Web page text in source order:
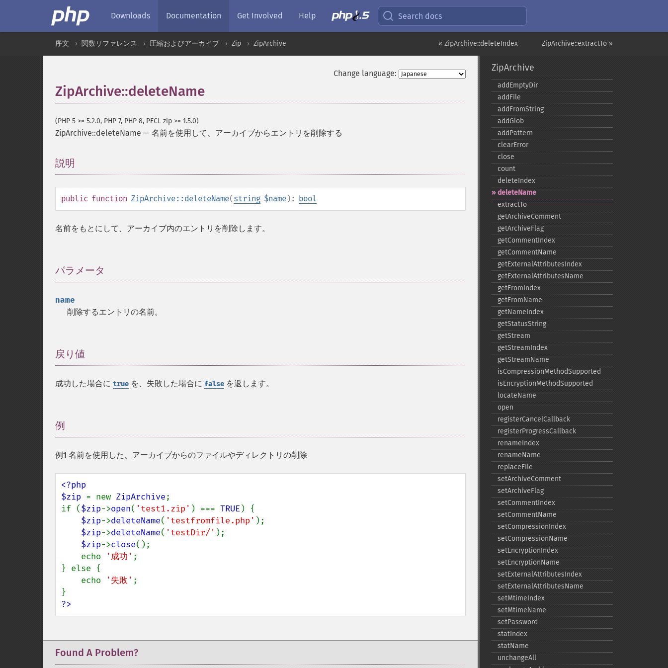
Downloads Documentation Get Involved Help Search docs
ZipArchive::extractTo »
« ZipArchive::deleteIndex
序文 関数リファレンス 圧縮およびアーカイブ Zip ZipArchive
Change language:
ZipArchive::deleteName
(PHP 5 >= 5.2.0, PHP 7, PHP 8, PECL zip >= 1.5.0)
ZipArchive::deleteName — 名前を使用して、アーカイブからエントリを削除する
説明
public function ZipArchive::deleteName(string $name): bool
名前をもとにして、アーカイブ内のエントリを削除します。
パラメータ
name
削除するエントリの名前。
戻り値
成功した場合に true を、失敗した場合に false を返します。
例
例1 名前を使用した、アーカイブからのファイルやディレクトリの削除
<?php
$zip = new ZipArchive;
if ($zip->open( 'test1.zip' ) === TRUE ) {
$zip->deleteName( 'testfromfile.php' );
$zip->deleteName( 'testDir/' );
$zip->close();
    echo
'成功' ;
} else {
    echo
'失敗' ;
?>
Found A Problem?
ZipArchive
addEmptyDir
addFile
addFromString
addGlob
addPattern
clearError
close
count
deleteIndex
deleteName
extractTo
getArchiveComment
getArchiveFlag
getCommentIndex
getCommentName
getExternalAttributesIndex
getExternalAttributesName
getFromIndex
getFromName
getNameIndex
getStatusString
getStream
getStreamIndex
getStreamName
isCompressionMethodSupported
isEncryptionMethodSupported
locateName
open
registerCancelCallback
registerProgressCallback
renameIndex
renameName
replaceFile
setArchiveComment
setArchiveFlag
setCommentIndex
setCommentName
setCompressionIndex
setCompressionName
setEncryptionIndex
setEncryptionName
setExternalAttributesIndex
setExternalAttributesName
setMtimeIndex
setMtimeName
setPassword
statIndex
statName
unchangeAll